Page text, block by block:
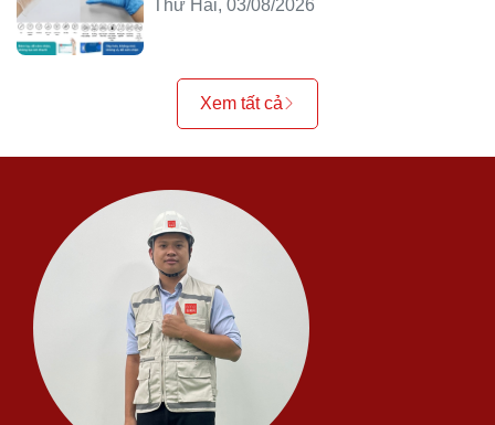
Thứ Hai, 03/08/2026
Xem tất cả